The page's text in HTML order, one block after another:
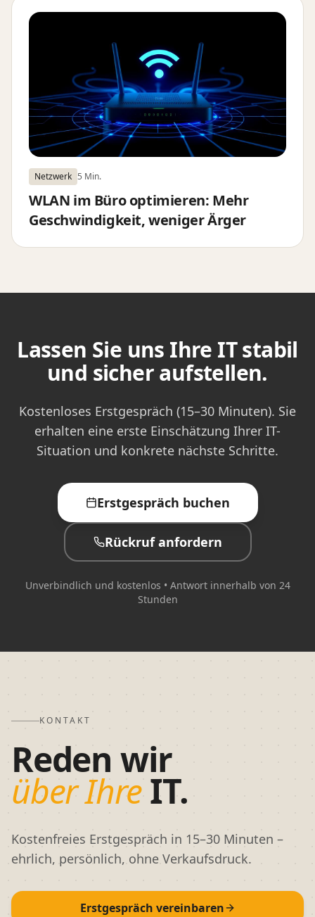
Netzwerk 5 Min.
WLAN im Büro optimieren: Mehr
Geschwindigkeit, weniger Ärger
Lassen Sie uns Ihre IT stabil
und sicher aufstellen.
Kostenloses Erstgespräch (15–30 Minuten). Sie
erhalten eine erste Einschätzung Ihrer IT-
Situation und konkrete nächste Schritte.
Erstgespräch buchen
Rückruf anfordern
Unverbindlich und kostenlos • Antwort innerhalb von 24
Stunden
KONTAKT
Reden wir
über IhreIT.
Kostenfreies Erstgespräch in 15–30 Minuten –
ehrlich, persönlich, ohne Verkaufsdruck.
Erstgespräch vereinbaren